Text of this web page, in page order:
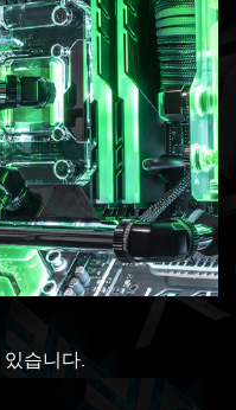
습니다.